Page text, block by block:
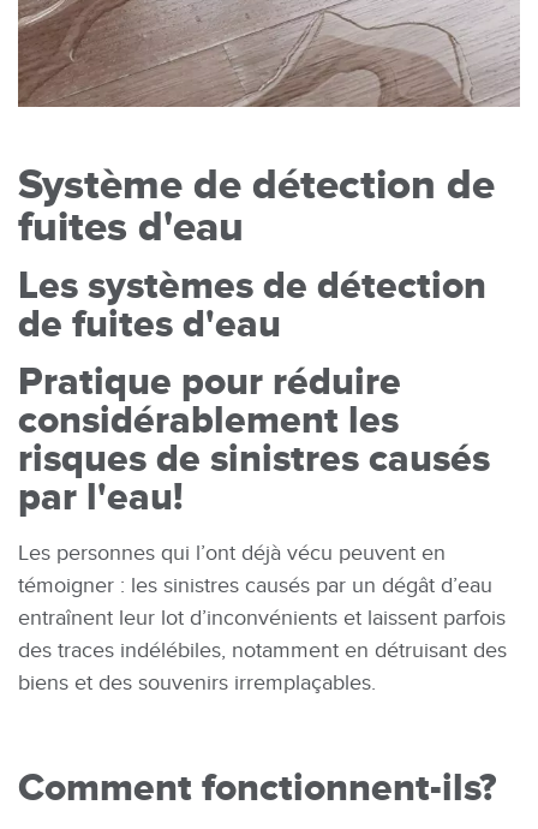
Système de détection de
fuites d'eau
Les systèmes de détection
de fuites d'eau
Pratique pour réduire
considérablement les
risques de sinistres causés
par l'eau!
Les personnes qui l’ont déjà vécu peuvent en
témoigner : les sinistres causés par un dégât d’eau
entraînent leur lot d’inconvénients et laissent parfois
des traces indélébiles, notamment en détruisant des
biens et des souvenirs irremplaçables.
Comment fonctionnent-ils?